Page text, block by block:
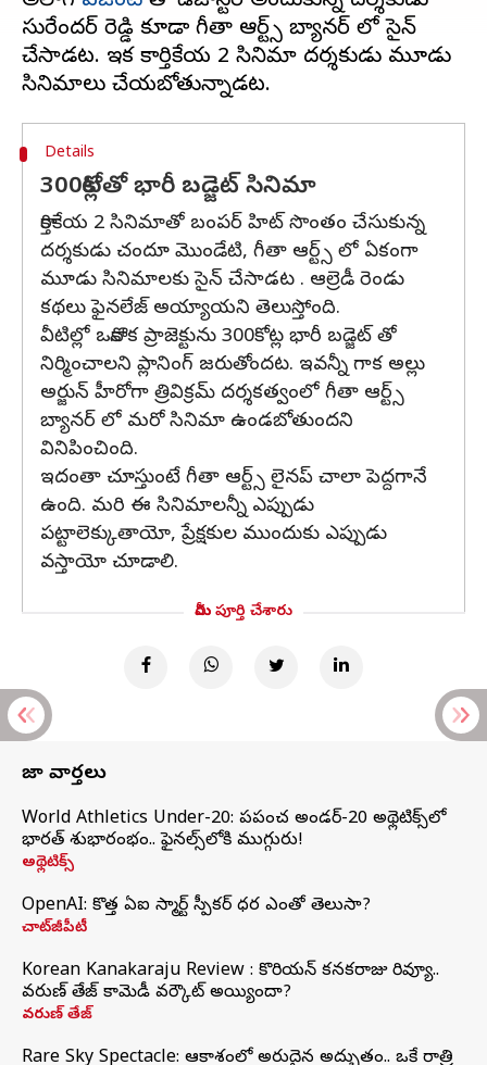
సురేందర్ రెడ్డి కూడా గీతా ఆర్ట్స్ బ్యానర్ లో సైన్
చేసాడట. ఇక కార్తికేయ 2 సినిమా దర్శకుడు మూడు
Details
300కోట్లతో భారీ బడ్జెట్ సినిమా
కార్తికేయ 2 సినిమాతో బంపర్ హిట్ సొంతం చేసుకున్న
దర్శకుడు చందూ మొండేటి, గీతా ఆర్ట్స్ లో ఏకంగా
మూడు సినిమాలకు సైన్ చేసాడట . ఆల్రెడీ రెండు
కథలు ఫైనలేజ్ అయ్యాయని తెలుస్తోంది.
వీటిల్లో ఒకానొక ప్రాజెక్టును 300కోట్ల భారీ బడ్జెట్ తో
నిర్మించాలని ప్లానింగ్ జరుతోందట. ఇవన్నీ గాక అల్లు
అర్జున్ హీరోగా త్రివిక్రమ్ దర్శకత్వంలో గీతా ఆర్ట్స్
బ్యానర్ లో మరో సినిమా ఉండబోతుందని
వినిపించింది.
ఇదంతా చూస్తుంటే గీతా ఆర్ట్స్ లైనప్ చాలా పెద్దగానే
ఉంది. మరి ఈ సినిమాలన్నీ ఎప్పుడు
పట్టాలెక్కుతాయో, ప్రేక్షకుల ముందుకు ఎప్పుడు
వస్తాయో చూడాలి.
మీరు పూర్తి చేశారు
తాజా వార్తలు
World Athletics Under-20: ప్రపంచ అండర్-20 అథ్లెటిక్స్‌లో
భారత్‌ శుభారంభం.. ఫైనల్స్‌లోకి ముగ్గురు!
అథ్లెటిక్స్
OpenAI: కొత్త ఏఐ స్మార్ట్ స్పీకర్ ధర ఎంతో తెలుసా?
చాట్‌జీపీటీ
Korean Kanakaraju Review : కొరియన్ కనకరాజు రివ్యూ..
వరుణ్ తేజ్ కామెడీ వర్కౌట్ అయ్యిందా?
వరుణ్ తేజ్
Rare Sky Spectacle: ఆకాశంలో అరుదైన అద్భుతం.. ఒకే రాత్రి